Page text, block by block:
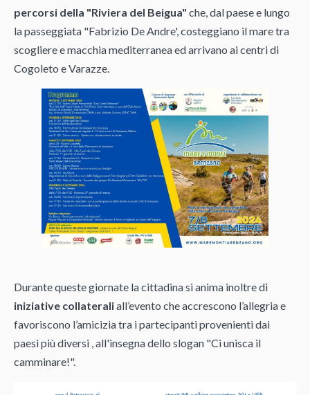
percorsi della "Riviera del Beigua" che, dal paese e lungo
la passeggiata "Fabrizio De Andre', costeggiano il mare tra
scogliere e macchia mediterranea ed arrivano ai centri di
Cogoleto e Varazze.
Durante queste giornate la cittadina si anima inoltre di
iniziative collateraliall’evento che accrescono l’allegria e
favoriscono l’amicizia tra i partecipanti provenienti dai
paesi più diversi , all'insegna dello slogan "Ci unisca il
camminare!".